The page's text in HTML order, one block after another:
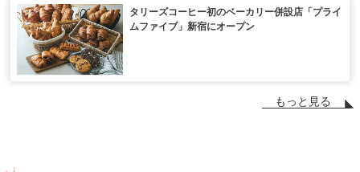
タリーズコーヒー初のベーカリー併設店「プライ
ムファイブ」新宿にオープン
もっと見る